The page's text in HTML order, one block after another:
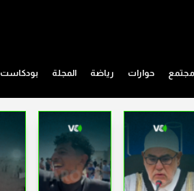
مجتمع حوارات رياضة المجلة بودكاست